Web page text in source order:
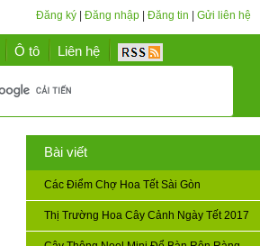
Đăng ký Đăng nhập Đăng tin Gửi liên hệ
Ô tô Liên hệ
Bài viết
Các Điểm Chợ Hoa Tết Sài Gòn
Thị Trường Hoa Cây Cảnh Ngày Tết 2017